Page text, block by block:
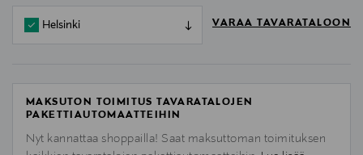
Helsinki VARAA TAVARATALOON
MAKSUTON TOIMITUS TAVARATALOJEN
PAKETTIAUTOMAATTEIHIN
Nyt kannattaa shoppailla! Saat maksuttoman toimituksen